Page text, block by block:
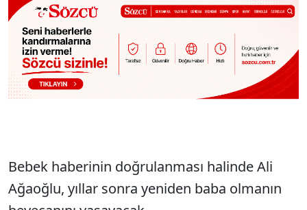
Bebek haberinin doğrulanması halinde Ali
Ağaoğlu, yıllar sonra yeniden baba olmanın